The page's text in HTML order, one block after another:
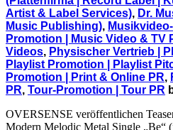
Artist & Label Services), Dr.
Music Publishing),
Promotion | Music Video & TV
Videos, Physischer Vertrieb |
Playlist Promotion | Playlist
Promotion | Print & Online PR,
PR, Tour-Promotion | Tour PR
OVERSENSE veröffentlichen
Modern Melodic Metal Single „Be“